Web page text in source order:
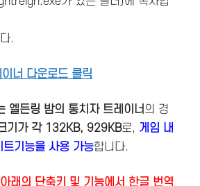
.
너 다운로드 클릭
엘든링 밤의 통치자 트레이너 의 경
기가 각 132KB, 929KB로, 게임 내
기능을 사용 가능합니다.
래의 단축키 및 기능에서 한글 번역